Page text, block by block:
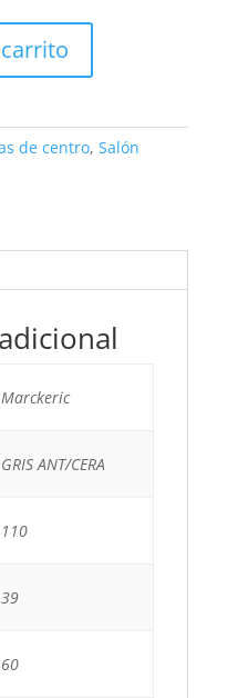
de centro, Salón
Marckeric
GRIS ANT/CERA
110
39
60